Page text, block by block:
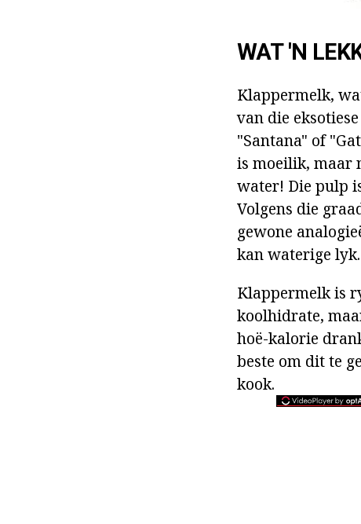
WAT 'N
Klappermelk,
van die
"Santana" of
is moeilik, maar
water! Die pulp
Volgens die
gewone
kan waterige lyk.
Klappermelk is
koolhidrate,
hoë-kalorie
beste om dit te
kook.